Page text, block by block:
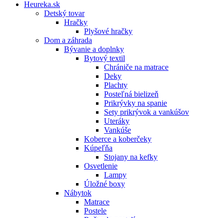
Heureka.sk
Detský tovar
Hračky
Plyšové hračky
Dom a záhrada
Bývanie a doplnky
Bytový textil
Chrániče na matrace
Deky
Plachty
Posteľná bielizeň
Prikrývky na spanie
Sety prikrývok a vankúšov
Uteráky
Vankúše
Koberce a koberčeky
Kúpeľňa
Stojany na kefky
Osvetlenie
Lampy
Úložné boxy
Nábytok
Matrace
Postele